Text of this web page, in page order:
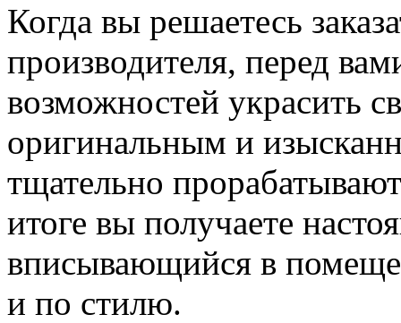
Когда вы решаетесь
производителя, перед
возможностей украсить
оригинальным и
тщательно
итоге вы получаете
вписывающийся в
и по стилю.